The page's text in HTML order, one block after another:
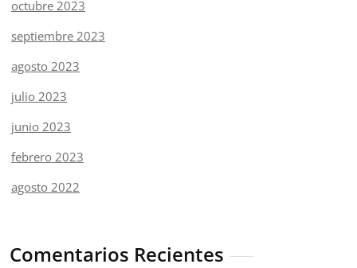
octubre 2023
septiembre 2023
agosto 2023
julio 2023
junio 2023
febrero 2023
agosto 2022
Comentarios Recientes